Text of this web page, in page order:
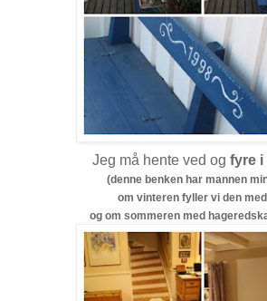
Jeg må hente ved og fyre i
(denne benken har mannen
om vinteren fyller vi den
og om sommeren med